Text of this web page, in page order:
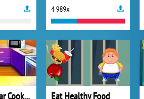
4 989x
Unicorn Sugar Cookies Eat Healthy Food